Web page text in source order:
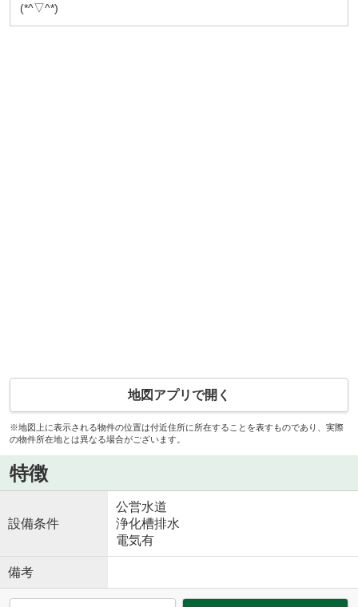
(*^▽^*)
地図アプリで開く
※地図上に表示される物件の位置は付近住所に所在することを表すものであり、実際
の物件所在地とは異なる場合がございます。
特徴
設備条件
公営水道
浄化槽排水
電気有
備考